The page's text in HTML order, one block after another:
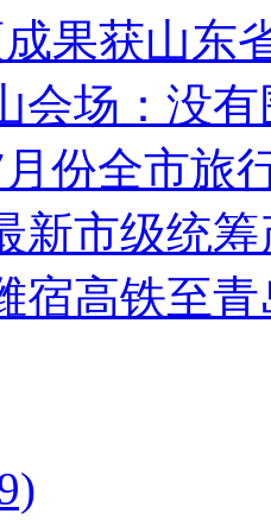
果获山东
会场：没有
份全市旅
新市级统
宿高铁至